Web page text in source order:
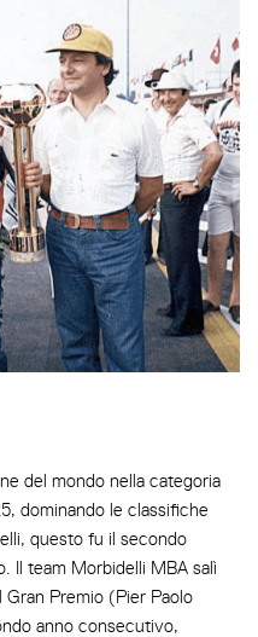
del mondo nella categoria
dominando le classifiche
questo fu il secondo
Il team Morbidelli MBA salì
Premio (Pier Paolo
anno consecutivo,